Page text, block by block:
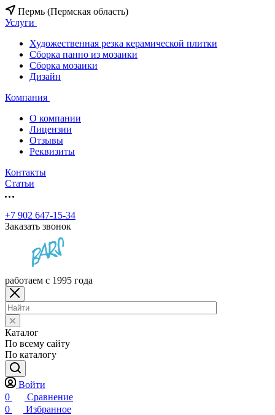
Пермь (Пермская область)
Услуги
Художественная резка керамической плитки
Сборка панно из мозаики
Сборка мозаики
Дизайн
Компания
О компании
Лицензии
Отзывы
Реквизиты
Контакты
Статьи
+7 902 647-15-34
Заказать звонок
работаем с 1995 года
Каталог
По всему сайту
По каталогу
Войти
0
Сравнение
0
Избранное